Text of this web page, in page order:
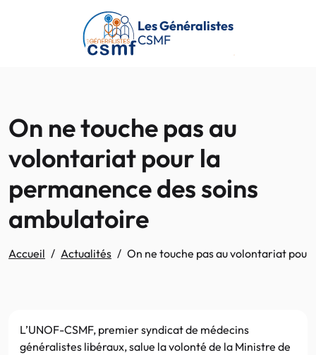
Passer au contenu principal
Les Généralistes
CSMF
On ne touche pas au
volontariat pour la
permanence des soins
ambulatoire
Accueil Actualités On ne touche pas au volontariat
L’UNOF-CSMF, premier syndicat de médecins
généralistes libéraux, salue la volonté de la Ministre de